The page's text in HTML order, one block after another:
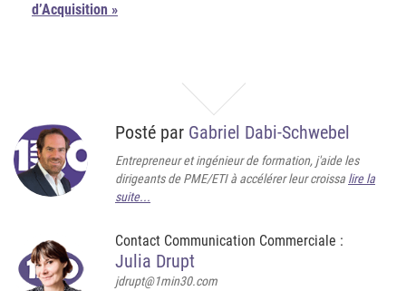
d’Acquisition »
Posté par Gabriel Dabi-Schwebel
Entrepreneur et ingénieur de formation, j'aide les
dirigeants de PME/ETI à accélérer leur croissa lire la
suite...
Contact Communication Commerciale :
Julia Drupt
jdrupt@1min30.com